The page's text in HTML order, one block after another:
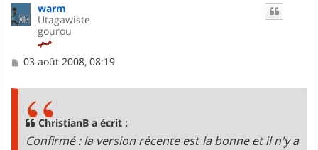
warm
Utagawiste
gourou
M
03 août 2008, 08:19
ChristianB a écrit :
Confirmé : la version récente est la bonne et il n'y a